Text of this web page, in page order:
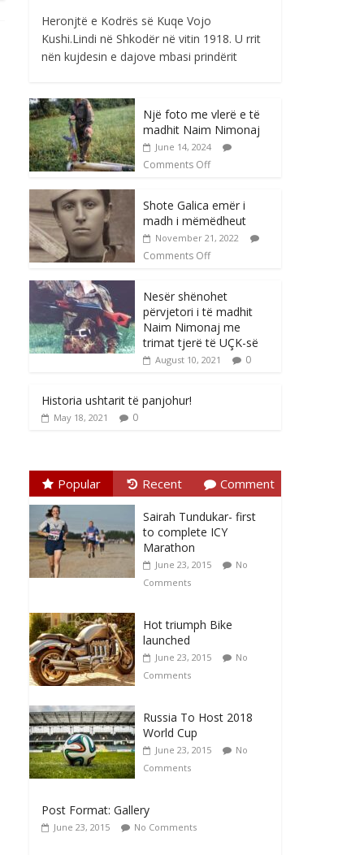
Heronjtë e Kodrës së Kuqe Vojo
Kushi.Lindi në Shkodër në vitin 1918. U rrit
nën kujdesin e dajove mbasi prindërit
Një foto me vlerë e të
madhit Naim Nimonaj
June 14, 2024
Comments Off
Shote Galica emër i
madh i mëmëdheut
November 21, 2022
Comments Off
Nesër shënohet
përvjetori i të madhit
Naim Nimonaj me
trimat tjerë të UÇK-së
August 10, 2021 0
Historia ushtarit të panjohur!
May 18, 2021 0
Popular Recent Comment
Sairah Tundukar- first
to complete ICY
Marathon
June 23, 2015
No
Comments
Hot triumph Bike
launched
June 23, 2015
No
Comments
Russia To Host 2018
World Cup
June 23, 2015
No
Comments
Post Format: Gallery
June 23, 2015 No Comments